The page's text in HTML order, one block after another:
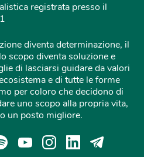
registrata presso il
diventa determinazione, il
scopo diventa soluzione e
di lasciarsi guidare da valori
e di tutte le forme
per coloro che decidono di
uno scopo alla propria vita,
un posto migliore.